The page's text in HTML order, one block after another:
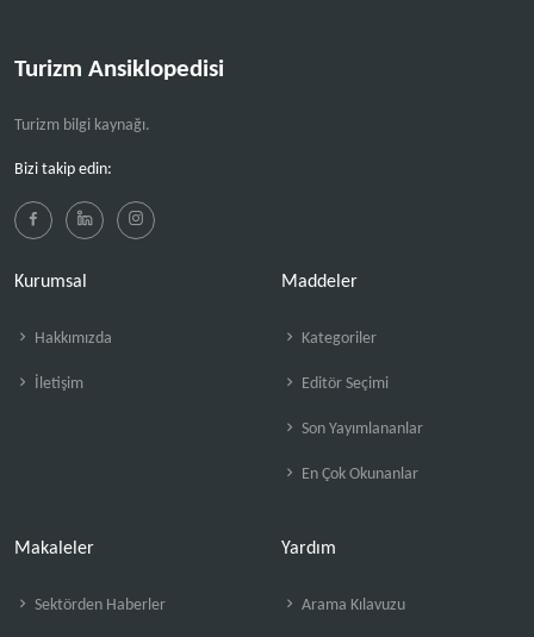
Turizm Ansiklopedisi
Turizm bilgi kaynağı.
Bizi takip edin:
Kurumsal
Hakkımızda
İletişim
Maddeler
Kategoriler
Editör Seçimi
Son Yayımlananlar
En Çok Okunanlar
Makaleler
Sektörden Haberler
Yardım
Arama Kılavuzu